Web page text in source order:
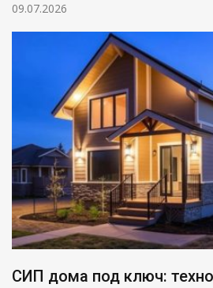
09.07.2026
СИП дома под ключ: